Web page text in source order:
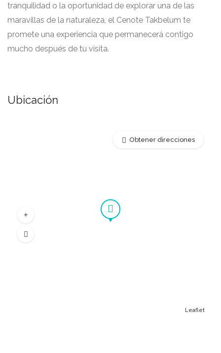
tranquilidad o la oportunidad de explorar una de las
maravillas de la naturaleza, el Cenote Takbelum te
promete una experiencia que permanecerá contigo
mucho después de tu visita.
Ubicación
Leaflet
Obtener direcciones